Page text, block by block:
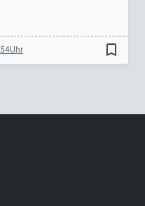
bookmark_border